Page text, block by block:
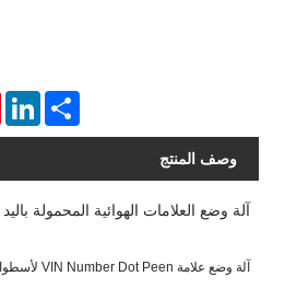
Share
وصف المنتج
آلة وضع العلامات الهوائية المحمولة
آلة وضع علامة VIN Number Dot Peen لأسطوانة فولاذية